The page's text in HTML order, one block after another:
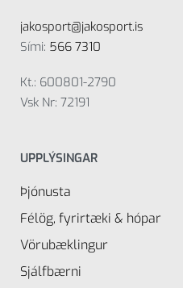
jakosport@jakosport.is
Sími: 566 7310
Kt.: 600801-2790
Vsk Nr: 72191
UPPLÝSINGAR
Þjónusta
Félög, fyrirtæki & hópar
Vörubæklingur
Sjálfbærni